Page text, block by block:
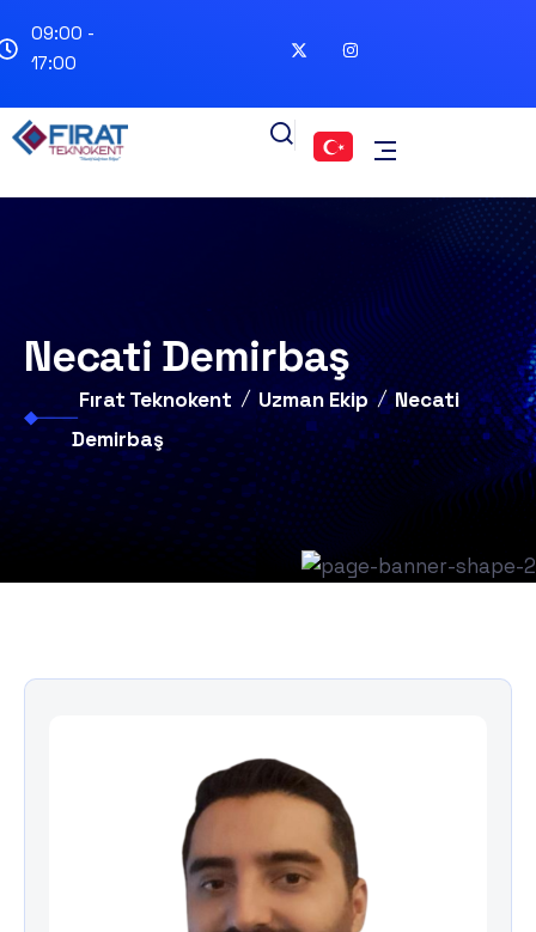
09:00 -
17:00
Necati Demirbaş
Fırat Teknokent Uzman Ekip
Necati
Demirbaş